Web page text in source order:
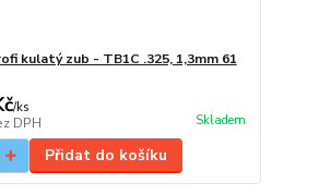
kulatý zub - TB1C .325, 1,3mm 61
/ks
DPH Skladem
Přidat do košíku